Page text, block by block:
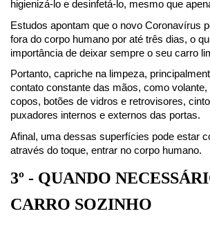
higienizá-lo e desinfetá-lo, mesmo que
Estudos apontam que o novo Coronavírus
fora do corpo humano por até três dias, o
importância de deixar sempre o seu carro
Portanto, capriche na limpeza,
contato constante das mãos, como
copos, botões de vidros e retrovisores,
puxadores internos e externos das portas.
Afinal, uma dessas superfícies pode estar
através do toque, entrar no corpo humano.
3º - QUANDO
CARRO SOZINHO